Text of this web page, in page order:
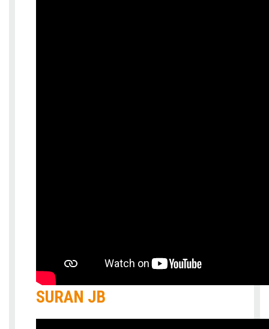
SURAN JB